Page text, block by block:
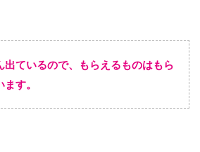
出ているので、もらえるものはもら
す。